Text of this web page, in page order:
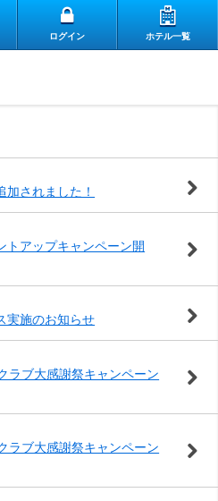
ログイン ホテル一覧
されました！
トアップキャンペーン開
実施のお知らせ
ラブ大感謝祭キャンペーン
ラブ大感謝祭キャンペーン